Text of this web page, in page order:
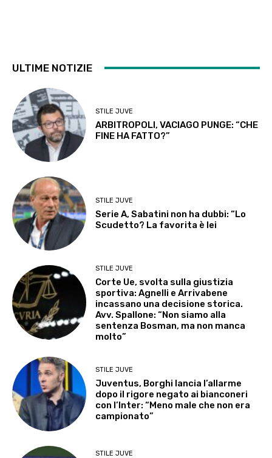
ULTIME NOTIZIE
STILE JUVE
ARBITROPOLI, VACIAGO PUNGE: “CHE
FINE HA FATTO?”
STILE JUVE
Serie A, Sabatini non ha dubbi: “Lo
Scudetto? La favorita è lei
STILE JUVE
Corte Ue, svolta sulla giustizia
sportiva: Agnelli e Arrivabene
incassano una decisione storica.
Avv. Spallone: “Non siamo alla
sentenza Bosman, ma non manca
molto”
STILE JUVE
Juventus, Borghi lancia l’allarme
dopo il rigore negato ai bianconeri
con l’Inter: “Meno male che non era
campionato”
STILE JUVE